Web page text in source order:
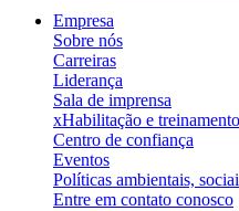
Empresa
Sobre nós
Carreiras
Liderança
Sala de imprensa
xHabilitação e
Centro de confiança
Eventos
Políticas ambientais,
Entre em contato conosco